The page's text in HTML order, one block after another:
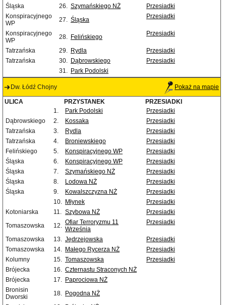
Śląska
26. Szymańskiego NŻ
Przesiadki
Konspiracyjnego
WP
27. Śląska Przesiadki
Konspiracyjnego
WP
28. Felińskiego Przesiadki
Tatrzańska 29. Rydla
Przesiadki
Tatrzańska
30. Dąbrowskiego
Przesiadki
31. Park Podolski
Dw. Łódź Chojny Pokaż na mapie
ULICA PRZYSTANEK
PRZESIADKI
1.
Park Podolski
Przesiadki
Dąbrowskiego
2. Kossaka
Przesiadki
Tatrzańska
3. Rydla
Przesiadki
Tatrzańska
4. Broniewskiego
Przesiadki
Felińskiego
5. Konspiracyjnego WP
Przesiadki
Śląska
6. Konspiracyjnego WP
Przesiadki
Śląska
7. Szymańskiego NŻ
Przesiadki
Śląska
8. Lodowa NŻ
Przesiadki
Śląska
9. Kowalszczyzna NŻ
Przesiadki
10. Młynek
Przesiadki
Kotoniarska
11. Szybowa NŻ
Przesiadki
Tomaszowska
12. Ofiar Terroryzmu 11
Września
Przesiadki
Tomaszowska 13. Jędrzejowska
Przesiadki
Tomaszowska
14. Małego Rycerza NŻ
Przesiadki
Kolumny
15. Tomaszowska
Przesiadki
Brójecka
16. Czternastu Straconych NŻ
Brójecka
17. Paprociowa NŻ
Bronisin
Dworski
18. Pogodna NŻ